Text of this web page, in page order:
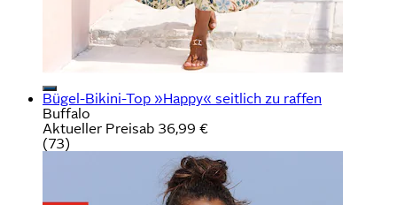
Bügel-Bikini-Top »Happy« seitlich zu raffen
Buffalo
Aktueller Preisab 36,99 €
(73)